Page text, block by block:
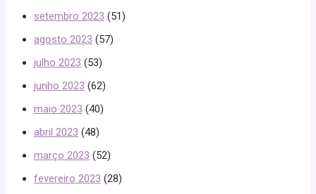
setembro 2023 (51)
agosto 2023 (57)
julho 2023 (53)
junho 2023 (62)
maio 2023 (40)
abril 2023 (48)
março 2023 (52)
fevereiro 2023 (28)